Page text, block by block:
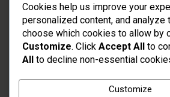
Cookies help us improve your
personalized content, and analyze
choose which cookies to allow by
Customize. Click Accept All to
All to decline non-essential
Customize